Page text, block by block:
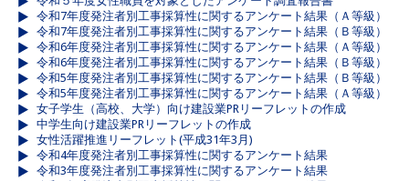
令和7年度発注者別工事採算性に関するアンケート結果（Ａ等級）
令和7年度発注者別工事採算性に関するアンケート結果（Ｂ等級）
令和6年度発注者別工事採算性に関するアンケート結果（Ａ等級）
令和6年度発注者別工事採算性に関するアンケート結果（Ｂ等級）
令和5年度発注者別工事採算性に関するアンケート結果（Ｂ等級）
令和5年度発注者別工事採算性に関するアンケート結果（Ａ等級）
女子学生（高校、大学）向け建設業PRリーフレットの作成
中学生向け建設業PRリーフレットの作成
女性活躍推進リーフレット(平成31年3月)
令和4年度発注者別工事採算性に関するアンケート結果
令和3年度発注者別工事採算性に関するアンケート結果